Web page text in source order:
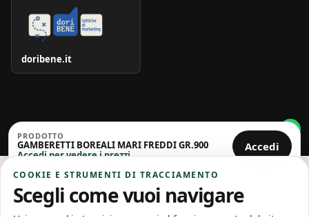
Home Categorie Offerte Carrello Account
doribene.it
COOKIE E STRUMENTI DI TRACCIAMENTO
Scegli come vuoi navigare
PRODOTTO
GAMBERETTI BOREALI MARI FREDDI GR.900
Accedi per vedere i prezzi
Accedi